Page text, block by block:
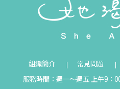
組織簡介 常見問題
服務時間：週一～週五 上午9：